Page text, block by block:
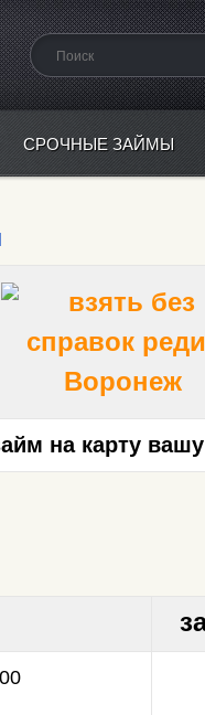
СРОЧНЫЕ ЗАЙМЫ
на карту вашу